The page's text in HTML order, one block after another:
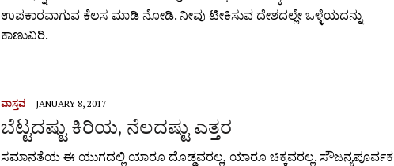
ಉಪಕಾರವಾಗುವ ಕೆಲಸ ಮಾಡಿ ನೋಡಿ. ನೀವು ಟೀಕಿಸುವ ದೇಶದಲ್ಲೇ ಒಳ್ಳೆಯದನ್ನು
ಕಾಣುವಿರಿ.
ವಾಸ್ತವ JANUARY 8, 2017
ಬೆಟ್ಟದಷ್ಟು ಕಿರಿಯ, ನೆಲದಷ್ಟು ಎತ್ತರ
ಸಮಾನತೆಯ ಈ ಯುಗದಲ್ಲಿ ಯಾರೂ ದೊಡ್ಡವರಲ್ಲ, ಯಾರೂ ಚಿಕ್ಕವರಲ್ಲ. ಸೌಜನ್ಯಪೂರ್ವಕ